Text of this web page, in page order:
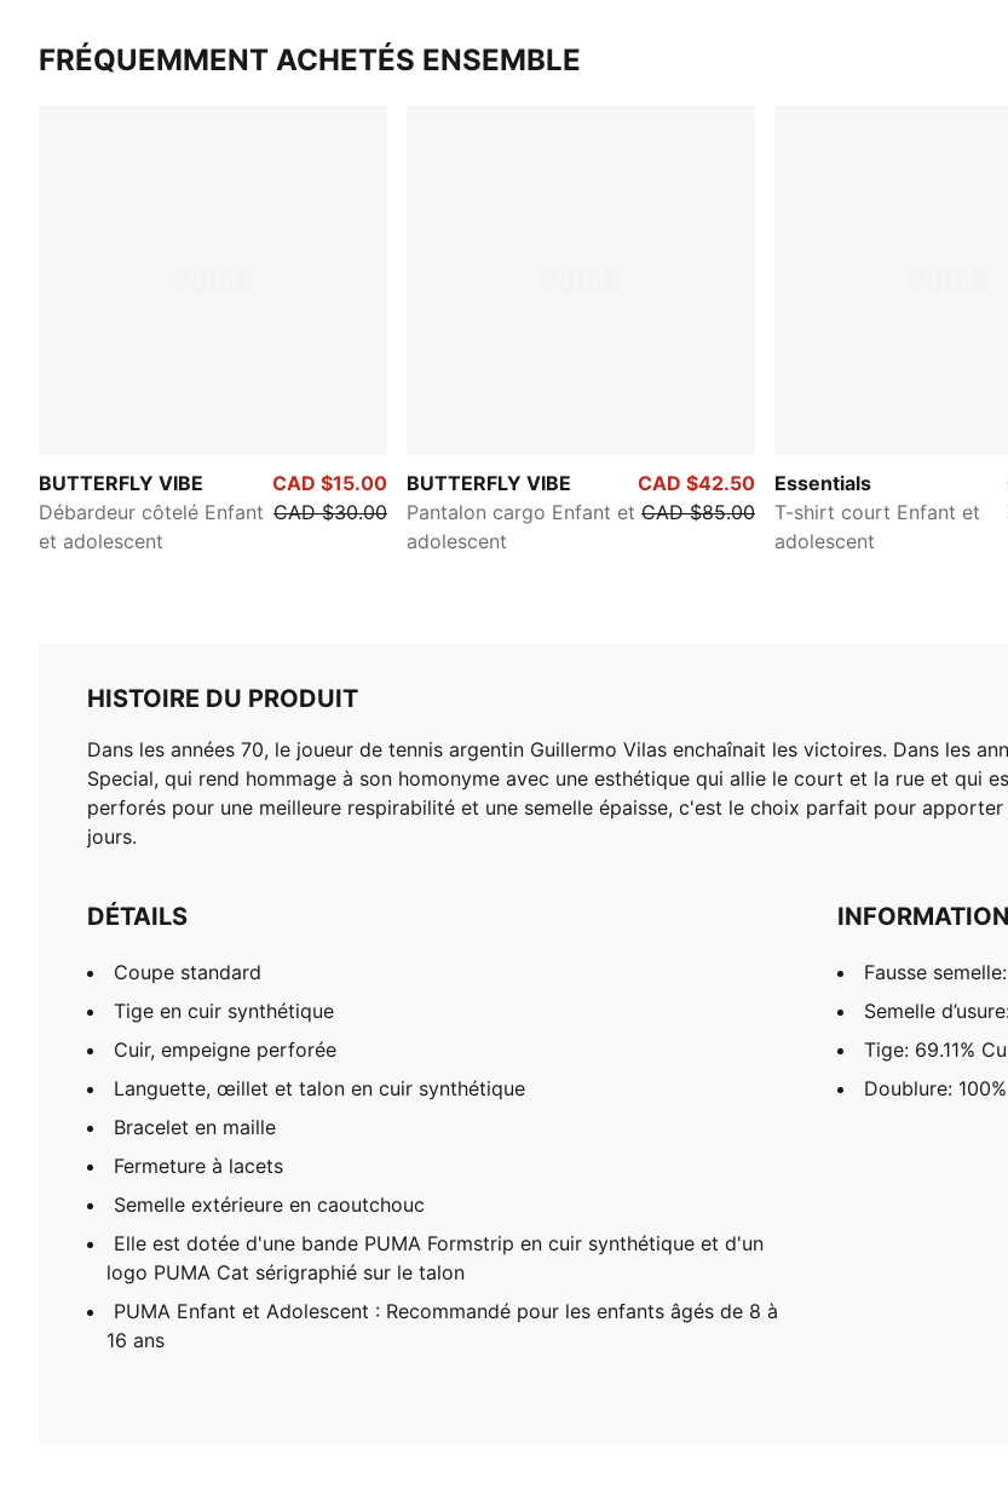
FRÉQUEMMENT ACHETÉS ENSEMBLE
BUTTERFLY VIBE
Débardeur côtelé Enfant
et adolescent
CAD $15.00
CAD $30.00
BUTTERFLY VIBE
Pantalon cargo Enfant et
adolescent
CAD $42.50
CAD $85.00
Essentials
T-shirt court Enfant et
adolescent
HISTOIRE DU PRODUIT
Dans les années 70, le joueur de tennis argentin Guillermo Vilas enchaînait les victoires. Dans les
Special, qui rend hommage à son homonyme avec une esthétique qui allie le court et la rue et qui
perforés pour une meilleure respirabilité et une semelle épaisse, c'est le choix parfait pour
jours.
DÉTAILS
Coupe standard
Tige en cuir synthétique
Cuir, empeigne perforée
Languette, œillet et talon en cuir synthétique
Bracelet en maille
Fermeture à lacets
Semelle extérieure en caoutchouc
Elle est dotée d'une bande PUMA Formstrip en cuir synthétique et d'un
logo PUMA Cat sérigraphié sur le talon
PUMA Enfant et Adolescent : Recommandé pour les enfants âgés de 8 à
16 ans
Fausse
Semelle
Tige: 69.11%
Doublure: